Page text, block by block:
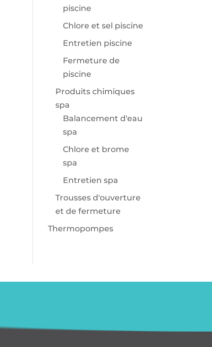
piscine
Chlore et sel piscine
Entretien piscine
Fermeture de
piscine
Produits chimiques
spa
Balancement d'eau
spa
Chlore et brome
spa
Entretien spa
Trousses d'ouverture
et de fermeture
Thermopompes